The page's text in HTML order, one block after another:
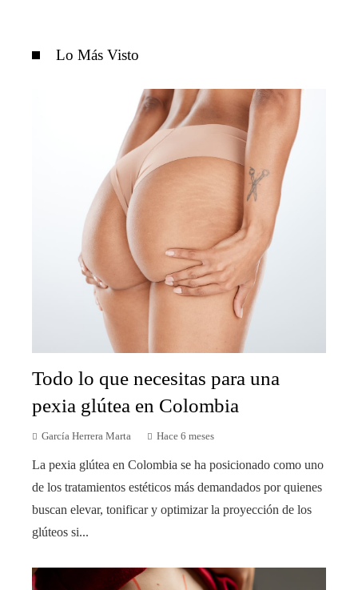
Lo Más Visto
Todo lo que necesitas para una
pexia glútea en Colombia
García Herrera Marta Hace 6 meses
La pexia glútea en Colombia se ha posicionado como uno
de los tratamientos estéticos más demandados por quienes
buscan elevar, tonificar y optimizar la proyección de los
glúteos si...